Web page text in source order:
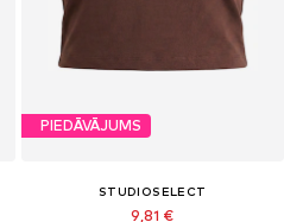
PIEDĀVĀJUMS
STUDIOSELECT
9,81 €